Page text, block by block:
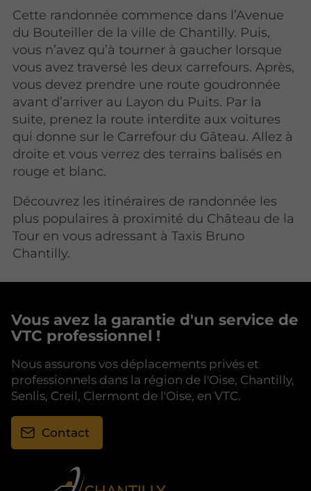
Cette randonnée commence dans l’Avenue
du Bouteiller de la ville de Chantilly. Puis,
vous n’avez qu’à tourner à gaucher lorsque
vous avez traversé les deux carrefours. Après,
vous devez prendre une route goudronnée
avant d’arriver au Layon du Puits. Par la
suite, prenez la route interdite aux voitures
qui donne sur le Carrefour du Gâteau. Allez à
droite et vous verrez des terrains balisés en
rouge et blanc.
Découvrez les itinéraires de randonnée les
plus populaires à proximité du Château de la
Tour en vous adressant à Taxis Bruno
Chantilly.
Vous avez la garantie d'un service de
VTC professionnel !
Nous assurons vos déplacements privés et
professionnels dans la région de l'Oise, Chantilly,
Senlis, Creil, Clermont de l'Oise, en VTC.
Contact